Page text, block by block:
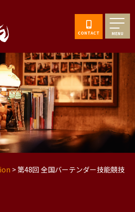
CONTACT MENU
>第48回 全国バーテンダー技能競技